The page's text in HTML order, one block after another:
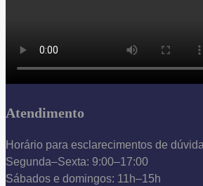
Atendimento
Horário para esclarecimentos de
Segunda–Sexta: 9:00–17:00
Sábados e domingos: 11h–15h